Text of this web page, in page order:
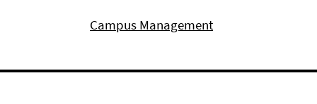
Campus Management